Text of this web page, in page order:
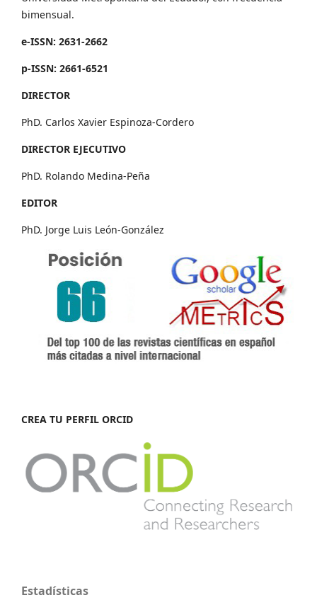
bimensual.
e-ISSN: 2631-2662
p-ISSN: 2661-6521
DIRECTOR
PhD. Carlos Xavier Espinoza-Cordero
DIRECTOR EJECUTIVO
PhD. Rolando Medina-Peña
EDITOR
PhD. Jorge Luis León-González
CREA TU PERFIL ORCID
Estadísticas